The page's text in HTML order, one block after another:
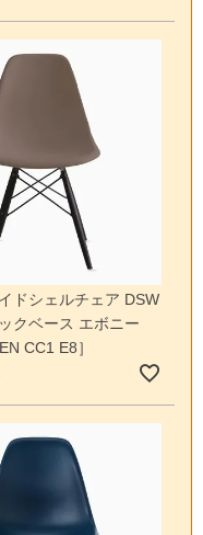
ドシェルチェア DSW
クベース エボニー
CC1 E8］